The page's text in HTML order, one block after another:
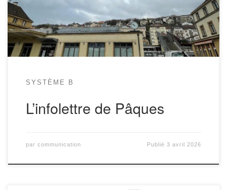
une queue de poisson a provoqué un retard dans la livraison des
infos. Au sommaire: L’assemblée générale se tiendra […]
SYSTÈME B
L’infolettre de Pâques
par communication Publié3 avril 2026